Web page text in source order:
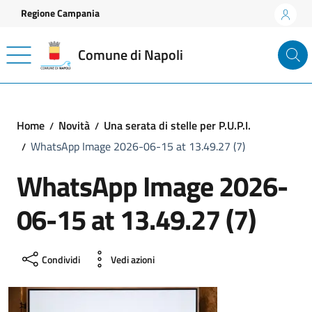
Vai ai contenuti
Vai al footer
Regione Campania
Comune di Napoli
Home Novità
Una serata di stelle per P.U.P.I.
WhatsApp Image 2026-06-15 at 13.49.27 (7)
WhatsApp Image 2026-
06-15 at 13.49.27 (7)
Condividi Vedi azioni